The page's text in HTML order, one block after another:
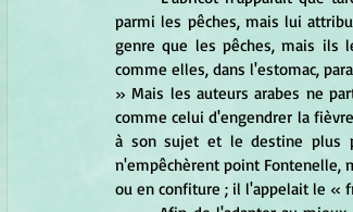
parmi les pêches, mais lui
genre que les pêches, mais ils
comme elles, dans l'estomac,
» Mais les auteurs arabes ne
comme celui d'engendrer la
à son sujet et le destine plus
n'empêchèrent point Fontenelle,
ou en confiture ; il l'appelait le «